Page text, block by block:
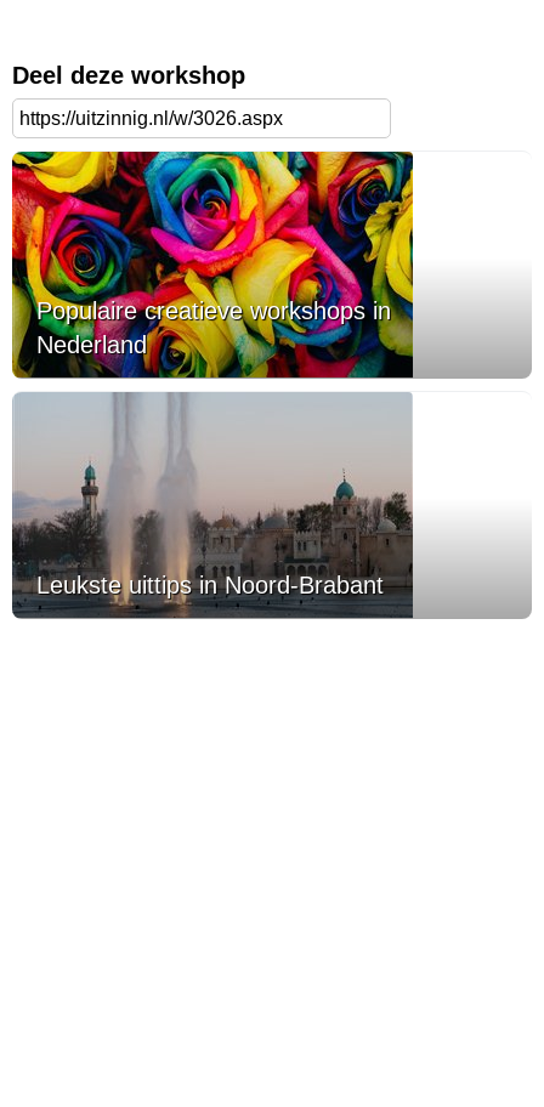
Deel deze workshop
Populaire creatieve workshops in
Nederland
Leukste uittips in Noord-Brabant